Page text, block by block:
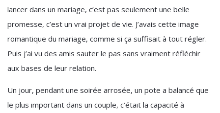
lancer dans un mariage, c’est pas seulement une belle
promesse, c’est un vrai projet de vie. J’avais cette image
romantique du mariage, comme si ça suffisait à tout régler.
Puis j’ai vu des amis sauter le pas sans vraiment réfléchir
aux bases de leur relation.
Un jour, pendant une soirée arrosée, un pote a balancé que
le plus important dans un couple, c’était la capacité à